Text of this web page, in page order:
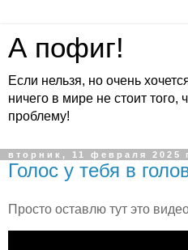
А пофиг!
Если нельзя, но очень
ничего в мире не стоит того,
проблему!
вторник, 11 февраля 2025
Голос у тебя в
Просто оставлю тут это